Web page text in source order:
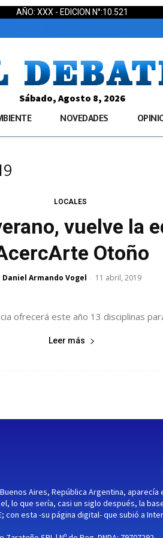
AÑO: XXX - EDICION N°:10.521
Sábado, Agosto 8, 2026
NOVEDADES
LOCALES
vuelve la
Otoño
Daniel Armando Vogel - 11 abril, 2019
ofrecerá este año 13 disciplinas
Leer más
Aires, República Argentina, aparecía
lo que sería, casi un siglo después, la
con esta -su página digital- que subió a